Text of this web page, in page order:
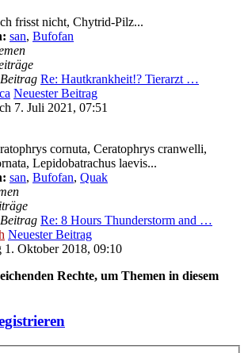
frisst nicht, Chytrid-Pilz...
san, Bufofan
Re: Hautkrankheit!? Tierarzt …
Neuester Beitrag
7. Juli 2021, 07:51
cornuta, Ceratophrys cranwelli,
Lepidobatrachus laevis...
san, Bufofan, Quak
Re: 8 Hours Thunderstorm and …
Neuester Beitrag
1. Oktober 2018, 09:10
Rechte, um Themen in diesem